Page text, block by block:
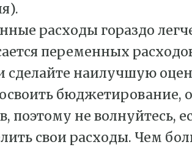
расходы гораздо
переменных
сделайте наилучшую
бюджетирование,
поэтому не волнуйтесь,
свои расходы. Чем